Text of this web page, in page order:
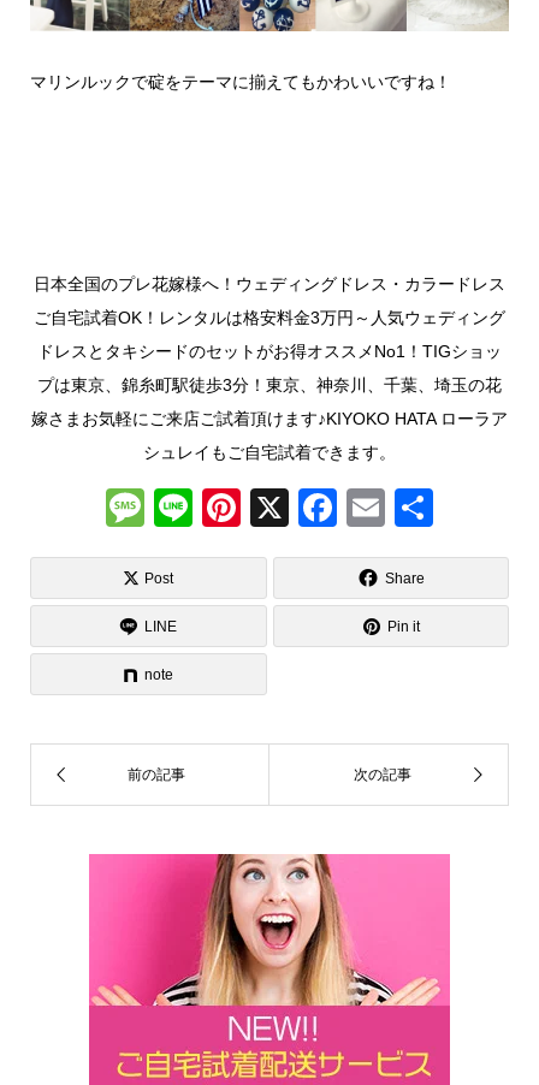
マリンルックで碇をテーマに揃えてもかわいいですね！
日本全国のプレ花嫁様へ！ウェディングドレス・カラードレス
ご自宅試着OK！レンタルは格安料金3万円～人気ウェディング
ドレスとタキシードのセットがお得オススメNo1！TIGショッ
プは東京、錦糸町駅徒歩3分！東京、神奈川、千葉、埼玉の花
嫁さまお気軽にご来店ご試着頂けます♪KIYOKO HATA ローラア
シュレイもご自宅試着できます。
M
e
ss
a
g
e
Li
n
Pi
nt
st
X
F
a
c
e
b
o
k
E
m
ail
有
Post Share
LINE Pin it
note